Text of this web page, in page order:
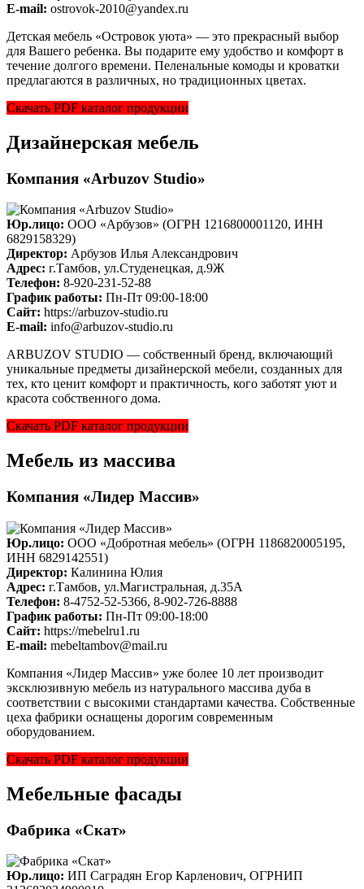
E-mail: ostrovok-2010@yandex.ru
Детская мебель «Островок уюта» — это прекрасный выбор
для Вашего ребенка. Вы подарите ему удобство и комфорт в
течение долгого времени. Пеленальные комоды и кроватки
предлагаются в различных, но традиционных цветах.
Скачать PDF каталог продукции
Дизайнерская мебель
Компания «Arbuzov Studio»
Юр.лицо: ООО «Арбузов» (ОГРН 1216800001120, ИНН
6829158329)
Директор: Арбузов Илья Александрович
Адрес: г.Тамбов, ул.Студенецкая, д.9Ж
Телефон: 8-920-231-52-88
График работы: Пн-Пт 09:00-18:00
Cайт: https://arbuzov-studio.ru
E-mail: info@arbuzov-studio.ru
ARBUZOV STUDIO — собственный бренд, включающий
уникальные предметы дизайнерской мебели, созданных для
тех, кто ценит комфорт и практичность, кого заботят уют и
красота собственного дома.
Скачать PDF каталог продукции
Мебель из массива
Компания «Лидер Массив»
Юр.лицо: ООО «Добротная мебель» (ОГРН 1186820005195,
ИНН 6829142551)
Директор: Калинина Юлия
Адрес: г.Тамбов, ул.Магистральная, д.35А
Телефон: 8-4752-52-5366, 8-902-726-8888
График работы: Пн-Пт 09:00-18:00
Cайт: https://mebelru1.ru
E-mail: mebeltambov@mail.ru
Компания «Лидер Массив» уже более 10 лет производит
эксклюзивную мебель из натурального массива дуба в
соответствии с высокими стандартами качества. Собственные
цеха фабрики оснащены дорогим современным
оборудованием.
Скачать PDF каталог продукции
Мебельные фасады
Фабрика «Скат»
Юр.лицо: ИП Саградян Егор Карленович, ОГРНИП